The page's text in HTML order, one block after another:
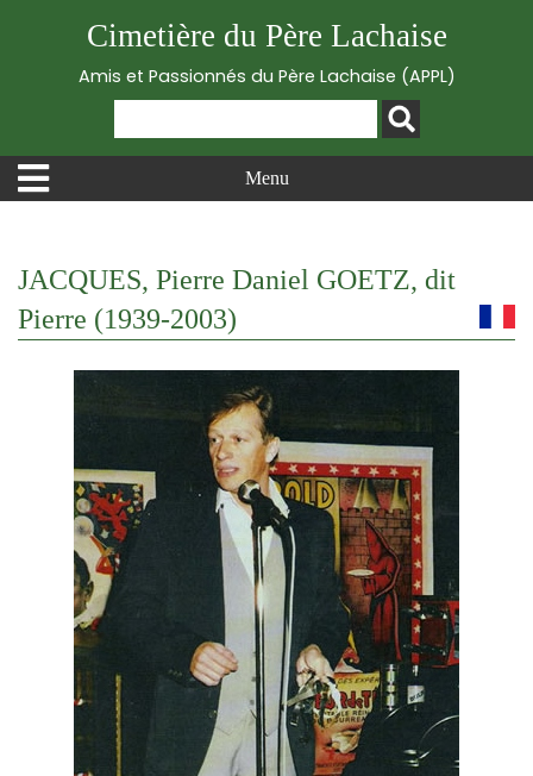
Cimetière du Père Lachaise
Amis et Passionnés du Père Lachaise (APPL)
Menu
JACQUES, Pierre Daniel GOETZ, dit
Pierre (1939-2003)